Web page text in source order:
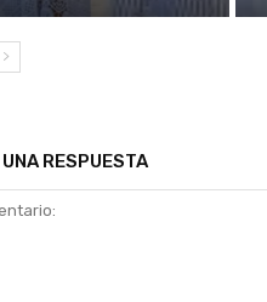
RESPUESTA